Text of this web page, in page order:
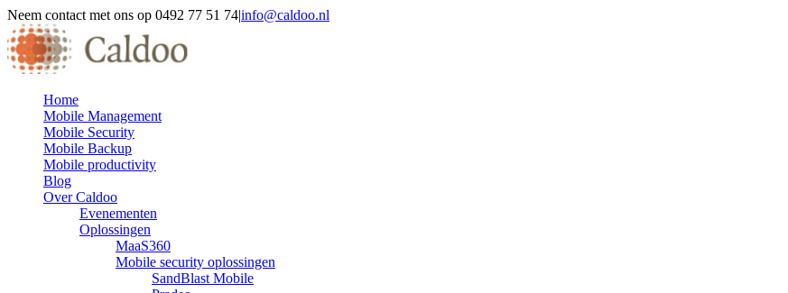
Ga
naar
inhoud
Neem contact met ons op 0492 77 51 74|info@caldoo.nl
Facebook
Home
Mobile Management
Mobile Security
Mobile Backup
Mobile productivity
Blog
Over Caldoo
Evenementen
Oplossingen
MaaS360
Mobile security oplossingen
SandBlast Mobile